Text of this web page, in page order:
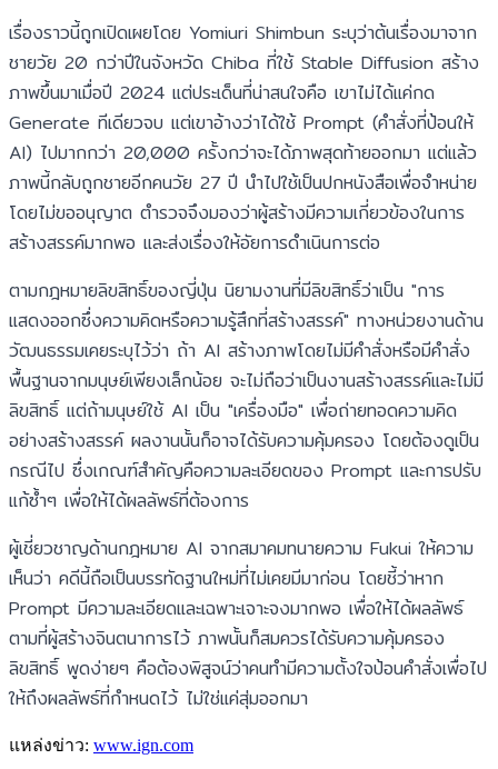
เรื่องราวนี้ถูกเปิดเผยโดย Yomiuri Shimbun ระบุว่าต้นเรื่องมาจาก
ชายวัย 20 กว่าปีในจังหวัด Chiba ที่ใช้ Stable Diffusion สร้าง
ภาพขึ้นมาเมื่อปี 2024 แต่ประเด็นที่น่าสนใจคือ เขาไม่ได้แค่กด
Generate ทีเดียวจบ แต่เขาอ้างว่าได้ใช้ Prompt (คำสั่งที่ป้อนให้
AI) ไปมากกว่า 20,000 ครั้งกว่าจะได้ภาพสุดท้ายออกมา แต่แล้ว
ภาพนี้กลับถูกชายอีกคนวัย 27 ปี นำไปใช้เป็นปกหนังสือเพื่อจำหน่าย
โดยไม่ขออนุญาต ตำรวจจึงมองว่าผู้สร้างมีความเกี่ยวข้องในการ
สร้างสรรค์มากพอ และส่งเรื่องให้อัยการดำเนินการต่อ
ตามกฎหมายลิขสิทธิ์ของญี่ปุ่น นิยามงานที่มีลิขสิทธิ์ว่าเป็น "การ
แสดงออกซึ่งความคิดหรือความรู้สึกที่สร้างสรรค์" ทางหน่วยงานด้าน
วัฒนธรรมเคยระบุไว้ว่า ถ้า AI สร้างภาพโดยไม่มีคำสั่งหรือมีคำสั่ง
พื้นฐานจากมนุษย์เพียงเล็กน้อย จะไม่ถือว่าเป็นงานสร้างสรรค์และไม่มี
ลิขสิทธิ์ แต่ถ้ามนุษย์ใช้ AI เป็น "เครื่องมือ" เพื่อถ่ายทอดความคิด
อย่างสร้างสรรค์ ผลงานนั้นก็อาจได้รับความคุ้มครอง โดยต้องดูเป็น
กรณีไป ซึ่งเกณฑ์สำคัญคือความละเอียดของ Prompt และการปรับ
แก้ซ้ำๆ เพื่อให้ได้ผลลัพธ์ที่ต้องการ
ผู้เชี่ยวชาญด้านกฎหมาย AI จากสมาคมทนายความ Fukui ให้ความ
เห็นว่า คดีนี้ถือเป็นบรรทัดฐานใหม่ที่ไม่เคยมีมาก่อน โดยชี้ว่าหาก
Prompt มีความละเอียดและเฉพาะเจาะจงมากพอ เพื่อให้ได้ผลลัพธ์
ตามที่ผู้สร้างจินตนาการไว้ ภาพนั้นก็สมควรได้รับความคุ้มครอง
ลิขสิทธิ์ พูดง่ายๆ คือต้องพิสูจน์ว่าคนทำมีความตั้งใจป้อนคำสั่งเพื่อไป
ให้ถึงผลลัพธ์ที่กำหนดไว้ ไม่ใช่แค่สุ่มออกมา
แหล่งข่าว: www.ign.com